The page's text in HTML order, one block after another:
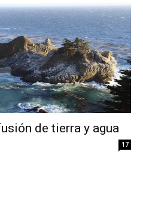
de tierra y agua
17